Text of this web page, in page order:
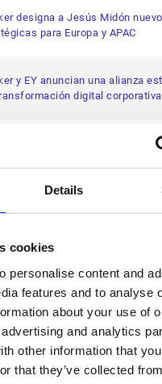
Details
cookies
personalise content and
features and to analyse
about your use of
and analytics
other information that
that they’ve collected
designa a Jesús Midón
para Europa y APAC
y EY anuncian una alianza
digital corporativa
Propone un Nuevo Miembro
nombrada “Leader” en el
Nombra a David Andrés
Ibérica